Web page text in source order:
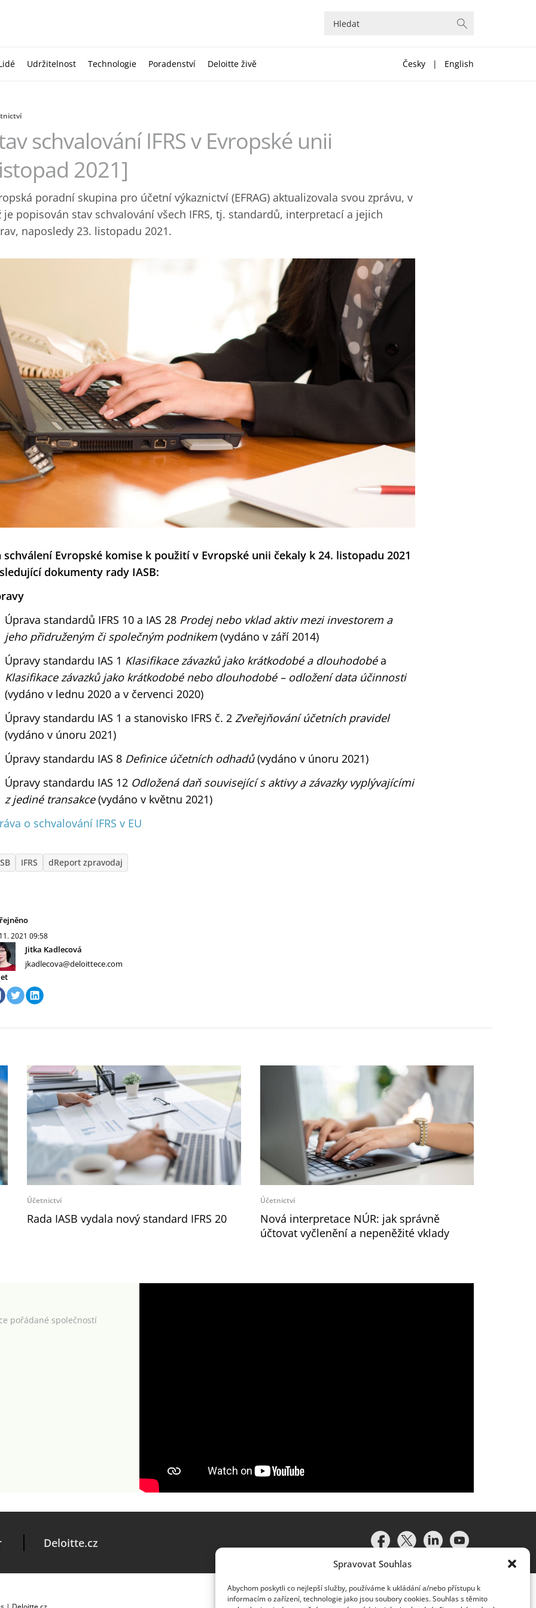
Spravovat Souhlas
Abychom poskytli co nejlepší služby, používáme k ukládání a/nebo přístupu k
informacím o zařízení, technologie jako jsou soubory cookies. Souhlas s těmito
Udržitelnost Technologie Poradenství Deloitte živě Česky | English
schvalování IFRS v Evropské unii
2021]
poradní skupina pro účetní výkaznictví (EFRAG) aktualizovala svou zprávu, v
je popisován stav schvalování všech IFRS, tj. standardů, interpretací a jejich
naposledy 23. listopadu 2021.
schválení Evropské komise k použití v Evropské unii čekaly k 24. listopadu 2021
dokumenty rady IASB:
Úprava standardů IFRS 10 a IAS 28 Prodej nebo vklad aktiv mezi investorem a
jeho přidruženým či společným podnikem (vydáno v září 2014)
Úpravy standardu IAS 1 Klasifikace závazků jako krátkodobé a dlouhodobéa
Klasifikace závazků jako krátkodobé nebo dlouhodobé – odložení data účinnosti
(vydáno v lednu 2020 a v červenci 2020)
Úpravy standardu IAS 1 a stanovisko IFRS č. 2 Zveřejňování účetních pravidel
(vydáno v únoru 2021)
Úpravy standardu IAS 8 Definice účetních odhadů(vydáno v únoru 2021)
Úpravy standardu IAS 12 Odložená daň související s aktivy a závazky vyplývajícími
z jediné transakce(vydáno v květnu 2021)
o schvalování IFRS v EU
IFRS dReport zpravodaj
2021 09:58
Jitka Kadlecová
jkadlecova@deloittece.com
Účetnictví
Rada IASB vydala nový standard IFRS 20
Účetnictví
Nová interpretace NÚR: jak správně
účtovat vyčlenění a nepeněžité vklady
pořádané společností
Deloitte.cz